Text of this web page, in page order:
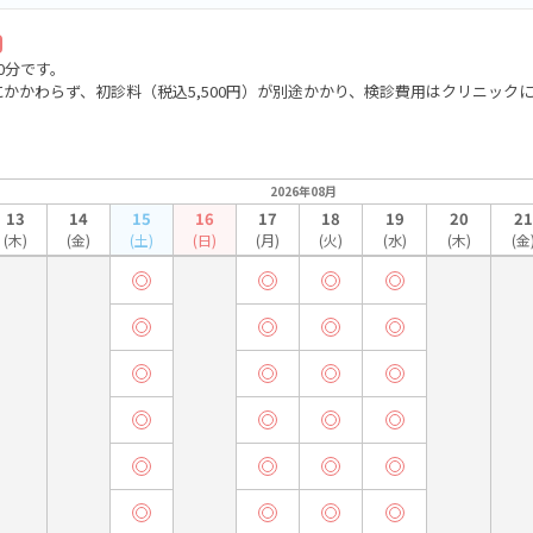
です。
かわらず、初診料（税込5,500円）が別途かかり、検診費用はクリニック
2026年08月
13
(木)
14
(金)
15
(土)
16
(日)
17
(月)
18
(火)
19
(水)
20
(木)
21
(